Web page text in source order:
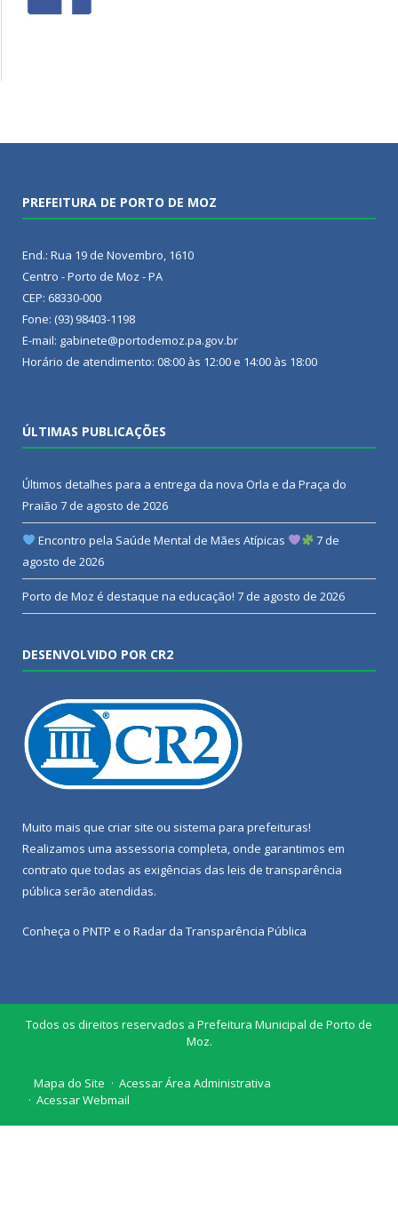
PREFEITURA DE PORTO DE MOZ
End.: Rua 19 de Novembro, 1610
Centro - Porto de Moz - PA
CEP: 68330-000
Fone: (93) 98403-1198
E-mail: gabinete@portodemoz.pa.gov.br
Horário de atendimento: 08:00 às 12:00 e 14:00 às 18:00
ÚLTIMAS PUBLICAÇÕES
Últimos detalhes para a entrega da nova Orla e da Praça do
Praião 7 de agosto de 2026
Encontro pela Saúde Mental de Mães Atípicas
7 de
agosto de 2026
Porto de Moz é destaque na educação! 7 de agosto de 2026
DESENVOLVIDO POR CR2
Muito mais que criar site ou sistema para prefeituras!
Realizamos uma assessoria completa, onde garantimos em
contrato que todas as exigências das leis de transparência
pública serão atendidas.
Conheça o PNTP e o Radar da Transparência Pública
Todos os direitos reservados a Prefeitura Municipal de Porto de
Moz.
Mapa do Site
Acessar Área Administrativa
Acessar Webmail